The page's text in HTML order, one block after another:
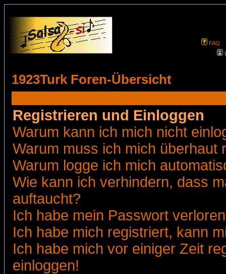
FAQ
1923Turk Foren-Übersicht
Registrieren und Einloggen
Warum kann ich mich nicht
Warum muss ich mich überhaut
Warum logge ich mich
Wie kann ich verhindern, dass
auftaucht?
Ich habe mein Passwort
Ich habe mich registriert, kann
Ich habe mich vor einiger Zeit
einloggen!